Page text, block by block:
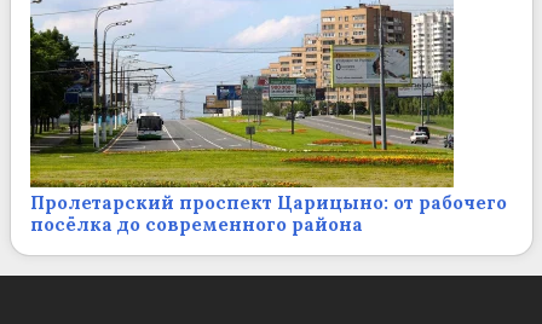
Пролетарский проспект Царицыно: от рабочего
посёлка до современного района